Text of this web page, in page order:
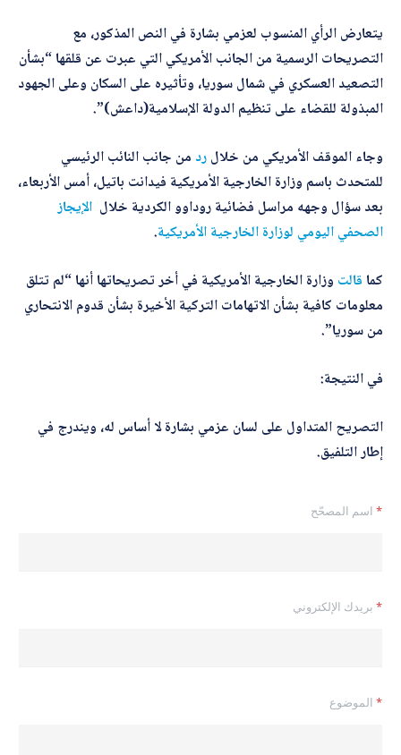
يتعارض الرأي المنسوب لعزمي بشارة في النص المذكور، مع
التصريحات الرسمية من الجانب الأمريكي التي عبرت عن قلقها “بشأن
التصعيد العسكري في شمال سوريا، وتأثيره على السكان وعلى الجهود
المبذولة للقضاء على تنظيم الدولة الإسلامية(داعش)”.
وجاء الموقف الأمريكي من خلالرد من جانب النائب الرئيسي
للمتحدث باسم وزارة الخارجية الأمريكية فيدانت باتيل، أمس الأربعاء،
بعد سؤال وجهه مراسل فضائية روداوو الكردية خلال الإيجاز
الصحفي اليومي لوزارة الخارجية الأمريكية.
كما قالت وزارة الخارجية الأمريكية في أخر تصريحاتها أنها “لم تتلق
معلومات كافية بشأن الاتهامات التركية الأخيرة بشأن قدوم الانتحاري
من سوريا”.
في النتيجة:
التصريح المتداول على لسان عزمي بشارة لا أساس له، ويندرج في
إطار التلفيق.
*
*
*